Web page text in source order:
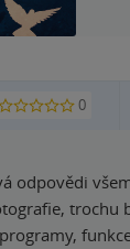
0
odpovědi
trochu